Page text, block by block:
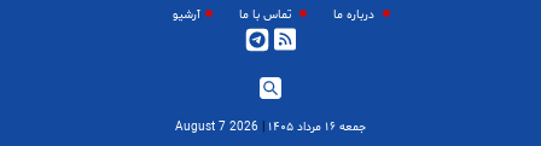
درباره ما تماس با ما آرشیو
جمعه ۱۶ مرداد ۱۴۰۵ |
2026 August 7